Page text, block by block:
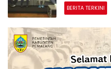
BERITA TERKINI